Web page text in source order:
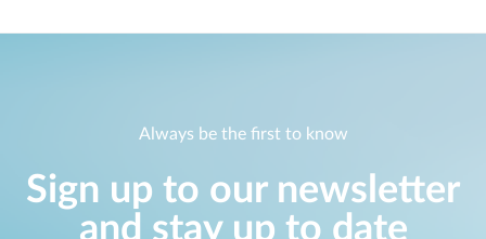
Always be the first to know
Sign up to our newsletter
and stay up to date